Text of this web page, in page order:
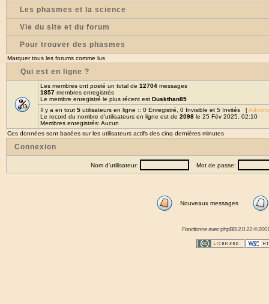
Les phasmes et la science
Vie du site et du forum
Pour trouver des phasmes
Marquer tous les forums comme lus
Qui est en ligne ?
Les membres ont posté un total de 12704 messages
1857 membres enregistrés
Le membre enregistré le plus récent est Duskthan85
Il y a en tout 5 utilisateurs en ligne :: 0 Enregistré, 0 Invisible et 5 Invités [
Le record du nombre d'utilisateurs en ligne est de 2098 le 25 Fév 2025, 02:10
Membres enregistrés: Aucun
Ces données sont basées sur les utilisateurs actifs des cinq dernières minutes
Connexion
Nom d'utilisateur: Mot de passe:
Nouveaux messages
Fonctionne avecphpBB2.0.22 ©